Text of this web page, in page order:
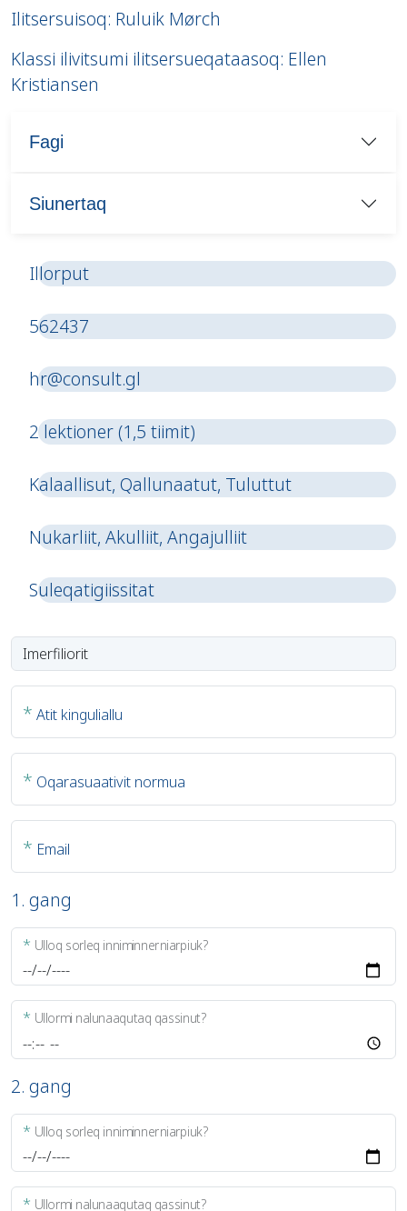
Ilitsersuisoq: Ruluik Mørch
Klassi ilivitsumi ilitsersueqataasoq: Ellen
Kristiansen
Fagi
Siunertaq
Illorput
562437
hr@consult.gl
2 lektioner (1,5 tiimit)
Kalaallisut, Qallunaatut, Tuluttut
Nukarliit, Akulliit, Angajulliit
Suleqatigiissitat
* Atit kinguliallu
* Oqarasuaativit normua
* Email
1. gang
* Ulloq sorleq inniminnerniarpiuk?
* Ullormi nalunaaqutaq qassinut?
2. gang
* Ulloq sorleq inniminnerniarpiuk?
* Ullormi nalunaaqutaq qassinut?